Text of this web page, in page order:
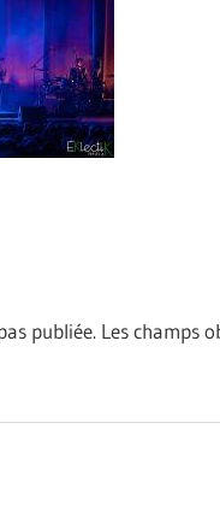
publiée. Les champs